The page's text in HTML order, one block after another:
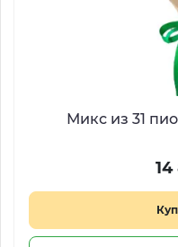
Микс из 31